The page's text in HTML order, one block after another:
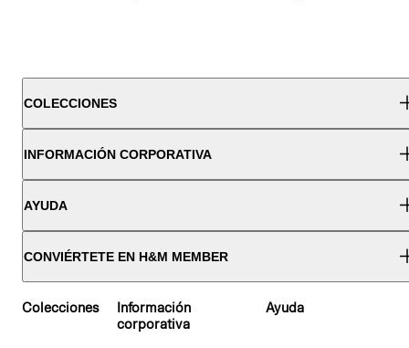
COLECCIONES
INFORMACIÓN CORPORATIVA
AYUDA
CONVIÉRTETE EN H&M MEMBER
Colecciones
Información
corporativa
Ayuda